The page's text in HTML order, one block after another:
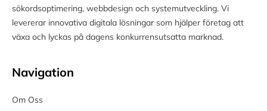
sökordsoptimering, webbdesign och systemutveckling. Vi
levererar innovativa digitala lösningar som hjälper företag att
växa och lyckas på dagens konkurrensutsatta marknad.
Navigation
Om Oss